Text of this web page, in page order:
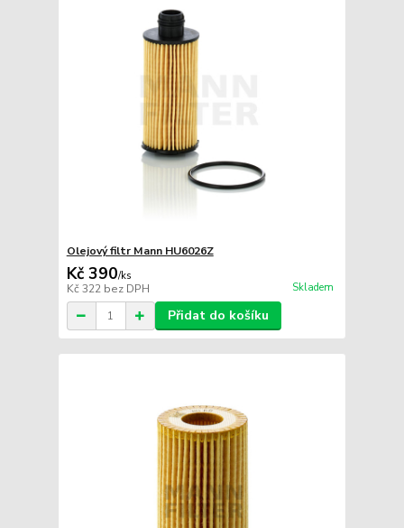
Olejový filtr Mann HU6026Z
Kč 390/ks
Kč 322 bez DPH Skladem
Přidat do košíku